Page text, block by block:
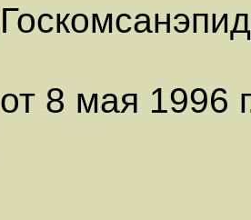
от 8 мая 1996